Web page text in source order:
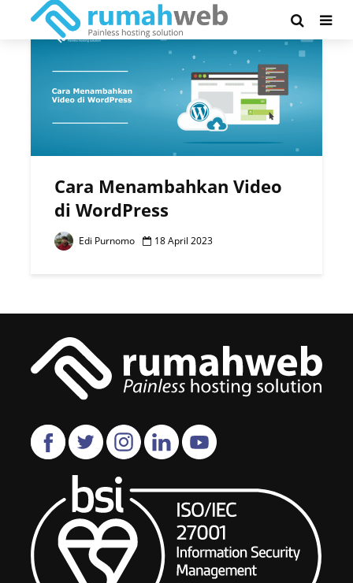
Tag - video
Cara Menambahkan Video
di WordPress
Edi Purnomo 18 April 2023